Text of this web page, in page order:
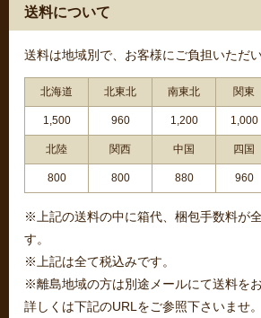
送料について
送料は地域別で、お客様にご負担いただ
北海道 北東北 南東北 関東
1,500 960 1,200 1,000
北陸 関西 中国 四国
800 800 880 960
※上記の送料の中に箱代、梱包手数料が
す。
※上記は全て税込みです。
※離島地域の方は別途メールにて送料を
詳しくは下記のURLをご参照下さいませ。